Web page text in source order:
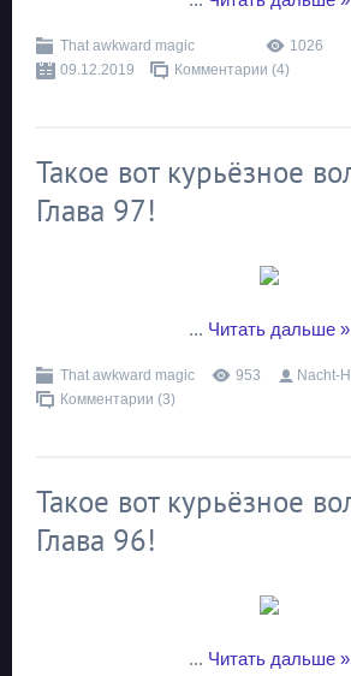
That awkward magic 1026
09.12.2019
Комментарии (4)
Такое вот курьёзное
Глава 97!
... Читать дальше »
That awkward magic 953 Nacht-
Комментарии (3)
Такое вот курьёзное
Глава 96!
... Читать дальше »